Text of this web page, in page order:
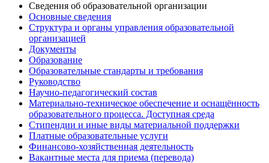
Сведения об образовательной организации
Основные сведения
Структура и органы управления образовательной
организацией
Документы
Образование
Образовательные стандарты и требования
Руководство
Научно-педагогический состав
Материально-техническое обеспечение и оснащённость
образовательного процесса. Доступная среда
Стипендии и иные виды материальной поддержки
Платные образовательные услуги
Финансово-хозяйственная деятельность
Вакантные места для приема (перевода)